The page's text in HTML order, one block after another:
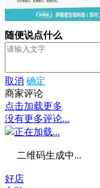
随便说点什么
取消 确定
商家评论
点击加载更多
没有更多评论...
正在加载...
二维码生成中...
好店